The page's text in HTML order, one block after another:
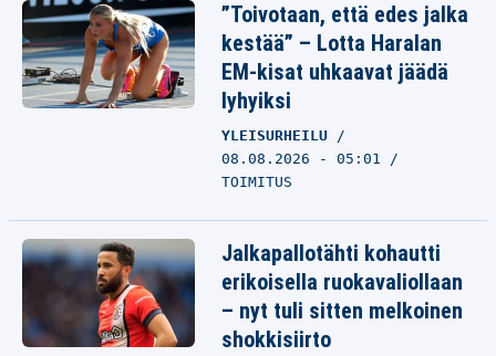
”Toivotaan, että edes jalka
kestää” – Lotta Haralan
EM-kisat uhkaavat jäädä
lyhyiksi
YLEISURHEILU
08.08.2026 - 05:01
TOIMITUS
Jalkapallotähti kohautti
erikoisella ruokavaliollaan
– nyt tuli sitten melkoinen
shokkisiirto